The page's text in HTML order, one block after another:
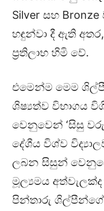
Silver සහ
හඳුන්වා දී ඇති
ප්‍රතිලාභ හිමි වේ.
එමෙන්ම මෙම
ශිෂ්‍යත්ව විභාගය
වෙනුවෙන් ‘සිසු
දේශීය විශ්ව
ලබන සිසුන්
මූල්‍යමය
පින්තාරු